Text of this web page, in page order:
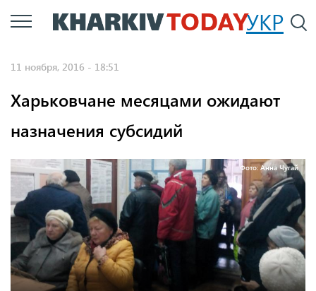
Перейти
к
УКР
11 ноября, 2016 - 18:51
Харьковчане месяцами ожидают
назначения субсидий
Фото: Анна Чугай